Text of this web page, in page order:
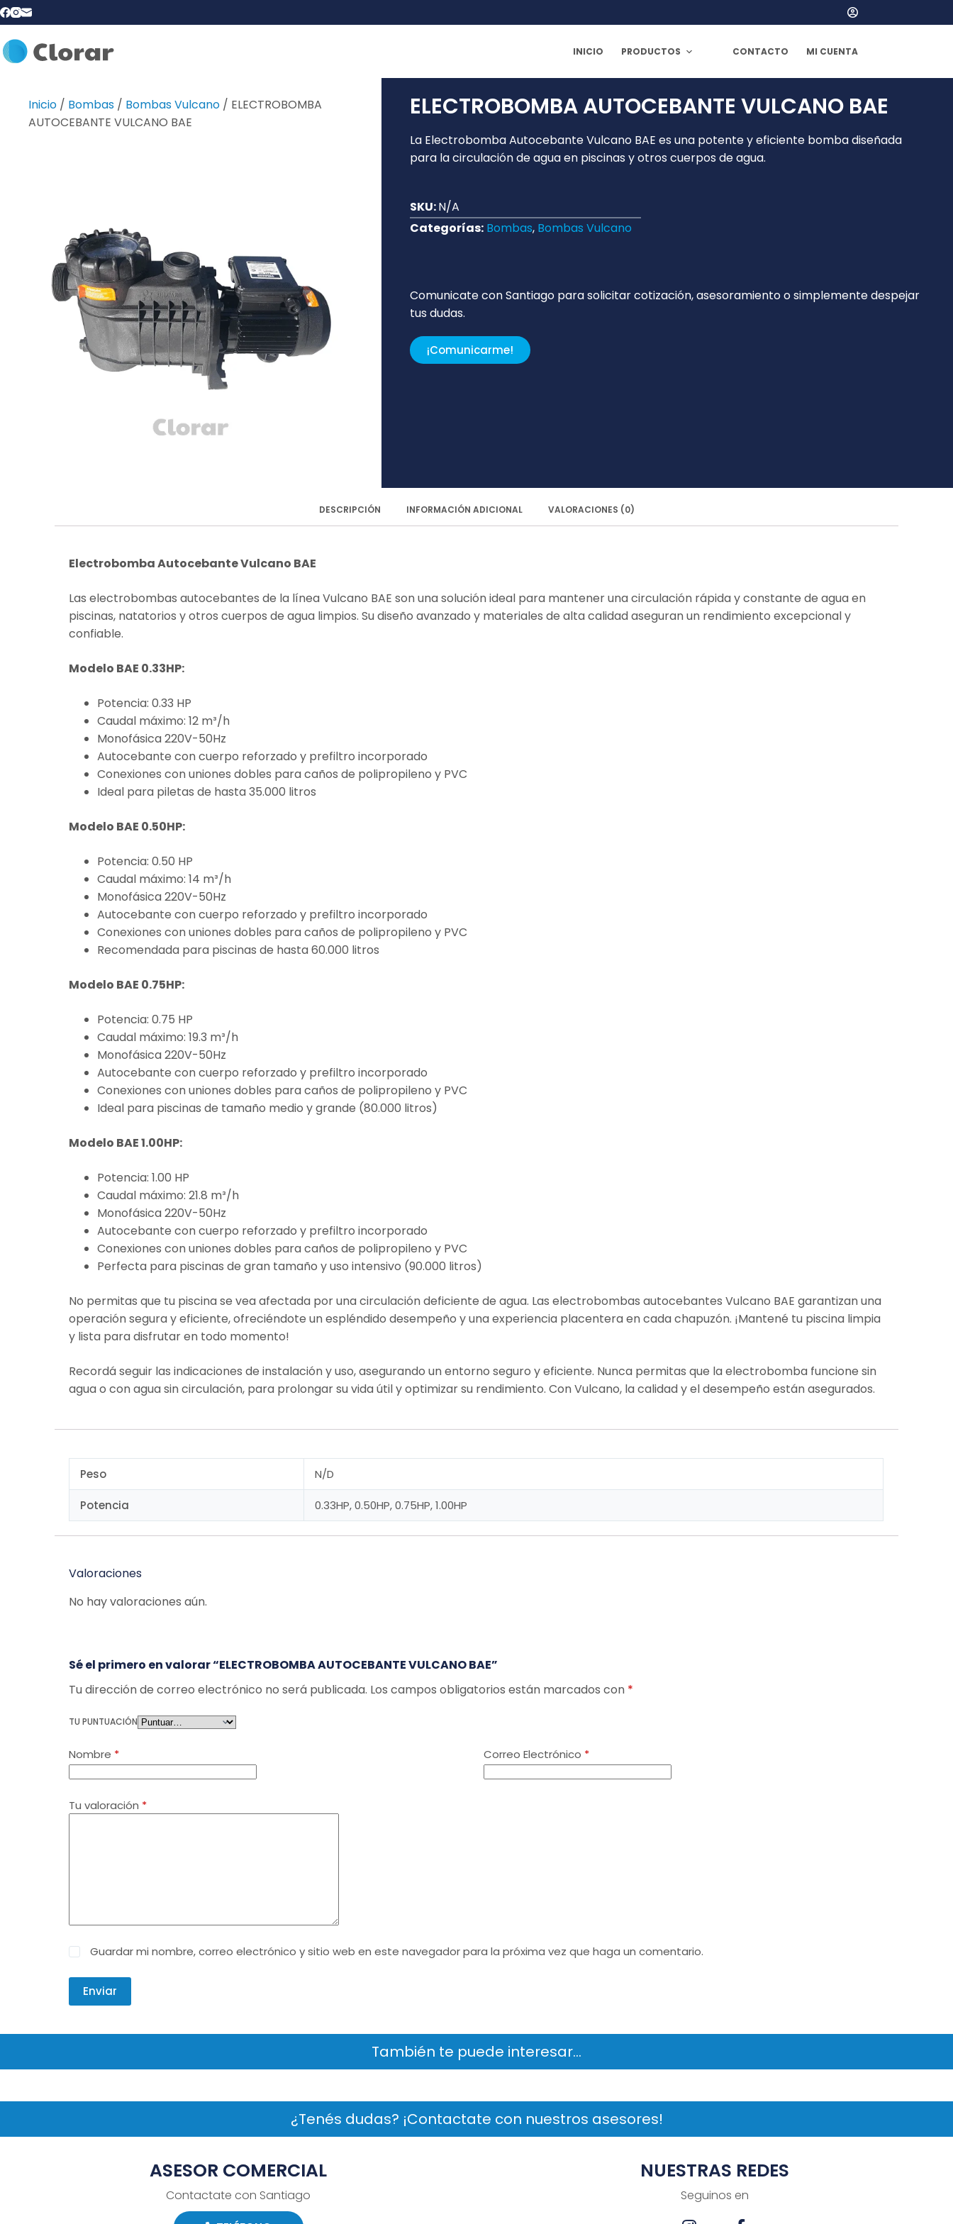
INICIO PRODUCTOS CONTACTO MI CUENTA
Inicio / Bombas / Bombas Vulcano / ELECTROBOMBA
AUTOCEBANTE VULCANO BAE
ELECTROBOMBA AUTOCEBANTE VULCANO BAE
La Electrobomba Autocebante Vulcano BAE es una potente y eficiente bomba diseñada
para la circulación de agua en piscinas y otros cuerpos de agua.
SKU:N/A
Categorías: Bombas, Bombas Vulcano
Comunicate con Santiago para solicitar cotización, asesoramiento o simplemente despejar
tus dudas.
¡Comunicarme!
DESCRIPCIÓN INFORMACIÓN ADICIONAL VALORACIONES (0)
Electrobomba Autocebante Vulcano BAE
Las electrobombas autocebantes de la línea Vulcano BAE son una solución ideal para mantener una circulación rápida y constante de agua en
piscinas, natatorios y otros cuerpos de agua limpios. Su diseño avanzado y materiales de alta calidad aseguran un rendimiento excepcional y
confiable.
Modelo BAE 0.33HP:
Potencia: 0.33 HP
Caudal máximo: 12 m³/h
Monofásica 220V-50Hz
Autocebante con cuerpo reforzado y prefiltro incorporado
Conexiones con uniones dobles para caños de polipropileno y PVC
Ideal para piletas de hasta 35.000 litros
Modelo BAE 0.50HP:
Potencia: 0.50 HP
Caudal máximo: 14 m³/h
Monofásica 220V-50Hz
Autocebante con cuerpo reforzado y prefiltro incorporado
Conexiones con uniones dobles para caños de polipropileno y PVC
Recomendada para piscinas de hasta 60.000 litros
Modelo BAE 0.75HP:
Potencia: 0.75 HP
Caudal máximo: 19.3 m³/h
Monofásica 220V-50Hz
Autocebante con cuerpo reforzado y prefiltro incorporado
Conexiones con uniones dobles para caños de polipropileno y PVC
Ideal para piscinas de tamaño medio y grande (80.000 litros)
Modelo BAE 1.00HP:
Potencia: 1.00 HP
Caudal máximo: 21.8 m³/h
Monofásica 220V-50Hz
Autocebante con cuerpo reforzado y prefiltro incorporado
Conexiones con uniones dobles para caños de polipropileno y PVC
Perfecta para piscinas de gran tamaño y uso intensivo (90.000 litros)
No permitas que tu piscina se vea afectada por una circulación deficiente de agua. Las electrobombas autocebantes Vulcano BAE garantizan una
operación segura y eficiente, ofreciéndote un espléndido desempeño y una experiencia placentera en cada chapuzón. ¡Mantené tu piscina limpia
y lista para disfrutar en todo momento!
Recordá seguir las indicaciones de instalación y uso, asegurando un entorno seguro y eficiente. Nunca permitas que la electrobomba funcione sin
agua o con agua sin circulación, para prolongar su vida útil y optimizar su rendimiento. Con Vulcano, la calidad y el desempeño están asegurados.
Peso N/D
Potencia 0.33HP, 0.50HP, 0.75HP, 1.00HP
Valoraciones
No hay valoraciones aún.
Sé el primero en valorar “ELECTROBOMBA AUTOCEBANTE VULCANO BAE”
Tu dirección de correo electrónico no será publicada. Los campos obligatorios están marcados con *
TU PUNTUACIÓN
Nombre * Correo Electrónico *
Tu valoración *
Guardar mi nombre, correo electrónico y sitio web en este navegador para la próxima vez que haga un comentario.
Enviar
También te puede interesar…
¿Tenés dudas? ¡Contactate con nuestros asesores!
ASESOR COMERCIAL
Contactate con Santiago
NUESTRAS REDES
Seguinos en